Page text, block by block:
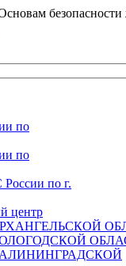
Основам
по
по
по г.
центр